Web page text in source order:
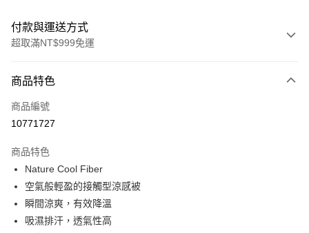
付款與運送方式
超取滿NT$999免運
信用卡一次付款
信用卡分期付款
合作金庫商業銀行
華南商業銀行
上海商業儲蓄銀行
國泰世華商業銀行
臺灣中小企業銀行
匯豐（台灣）商業銀行
LINE Pay
Apple Pay
商品特色
商品編號
10771727
商品特色
Nature Cool Fiber
空氣般輕盈的接觸型涼感被
瞬間涼爽，有效降溫
吸濕排汗，透氣性高